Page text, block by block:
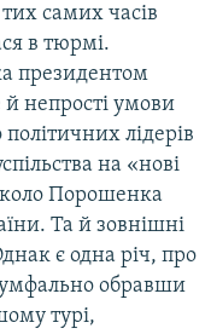
самих часів
в тюрмі.
президентом
непрості умови
лідерів
на «нові
Порошенка
Та й зовнішні
є одна річ, про
обравши
турі,